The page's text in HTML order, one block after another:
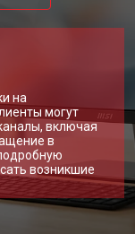
на
могут
включая
в
возникшие